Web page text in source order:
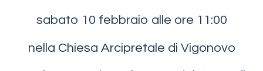
sabato 10 febbraio alle ore 11:00
nella Chiesa Arcipretale di Vigonovo